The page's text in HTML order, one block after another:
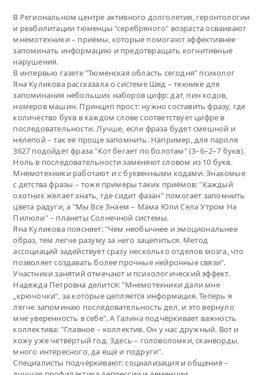
В Региональном центре активного долголетия, геронтологии
и реабилитации тюменцы "серебряного" возраста осваивают
мнемотехники – приёмы, которые помогают эффективнее
запоминать информацию и предотвращать когнитивные
нарушения.
В интервью газете "Тюменская область сегодня" психолог
Яна Куликова рассказала о системе Шед – технике для
запоминания небольших наборов цифр: дат, пин кодов,
номеров машин. Принцип прост: нужно составить фразу, где
количество букв в каждом слове соответствует цифре в
последовательности. Лучше, если фраза будет смешной и
нелепой – так её проще запомнить. Например, для пароля
3627 подойдёт фраза "Кот бегает по болотам" (3–6–2–7 букв).
Ноль в последовательности заменяют словом из 10 букв.
Мнемотехники работают и с буквенными кодами. Знакомые
с детства фразы – тоже примеры таких приёмов: "Каждый
охотник желает знать, где сидит фазан" помогает запомнить
цвета радуги, а "Мы Все Знаем – Мама Юли Села Утром На
Пилюли" – планеты Солнечной системы.
Яна Куликова поясняет: "Чем необычнее и эмоциональнее
образ, тем легче разуму за него зацепиться. Метод
ассоциаций задействует сразу несколько отделов мозга, что
позволяет создавать более прочные нейронные связи".
Участники занятий отмечают и психологический эффект.
Надежда Петровна делится: "Мнемотехники дали мне
„крючочки“, за которые цепляется информация. Теперь я
легче запоминаю последовательность дел, и это вернуло
мне уверенность в себе". А Галина подчёркивает важность
коллектива: "Главное – коллектив. Он у нас дружный. Вот и
хожу уже четвёртый год. Здесь – головоломки, сканворды,
много интересного, да ещё и подруги".
Специалисты подчёркивают: социализация и общение –